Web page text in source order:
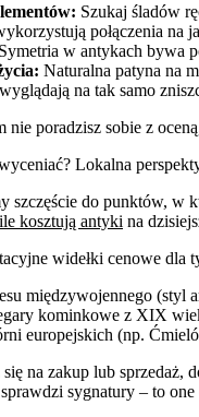
Szukaj śladów
połączenia na
Symetria w antykach bywa
Naturalna patyna na
na tak samo
nie poradzisz sobie z
Lokalna
szczęście do punktów, w
ile kosztują antyki na
widełki cenowe dla
międzywojennego (styl
kominkowe z XIX
europejskich (np.
na zakup lub sprzedaż,
sygnatury – to